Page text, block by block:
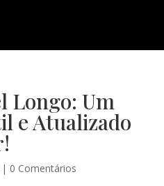
Longo: Um
e Atualizado
| 0 Comentários